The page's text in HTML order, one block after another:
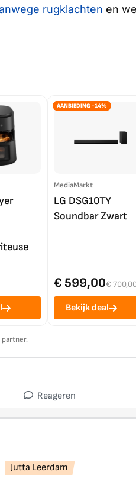
rugklachten en
AANBIEDING -14%
MediaMarkt
LG DSG10TY
Soundbar Zwart
€ 599,00€ 700,00
Bekijk deal
partner.
Reageren
Jutta Leerdam